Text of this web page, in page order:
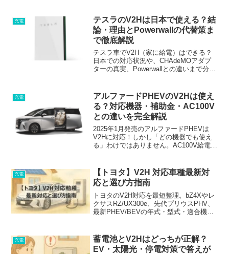
や、確実に補助金を活用するための見積
もり手順も紹介します。
充電
テスラのV2Hは日本で使える？結
論・理由とPowerwallの代替策ま
で徹底解説
テスラ車でV2H（家に給電）はできる？
日本での対応状況や、CHAdeMOアダプ
ターの真実、Powerwallとの違いまで分か
です。
充電
アルファードPHEVのV2Hは使え
る？対応機器・補助金・AC100V
との違いを完全解説
2025年1月発売のアルファードPHEVは
V2Hに対応！しかし「どの機器でも使え
る」わけではありません。AC100V給電と
解説。失敗しないV2H導入のチェックリ
スト付き。
充電
【トヨタ】V2H 対応車種最新対
応と選び方指南
トヨタのV2H対応を最短整理。bZ4Xやレ
クサスRZ/UX300e、先代プリウスPHV、
最新PHEV/BEVの年式・型式・適合機
羅。
充電
蓄電池とV2Hはどっちが正解？
EV・太陽光・停電対策で答えが